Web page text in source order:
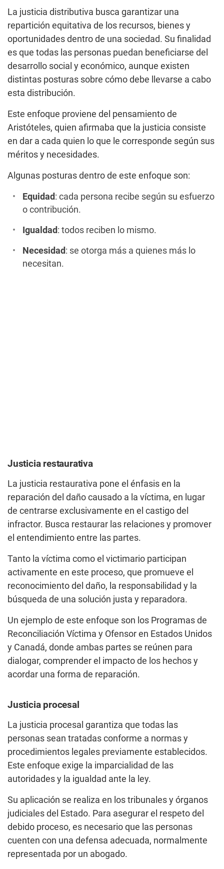
La justicia distributiva busca garantizar una
repartición equitativa de los recursos, bienes y
oportunidades dentro de una sociedad. Su finalidad
es que todas las personas puedan beneficiarse del
desarrollo social y económico, aunque existen
distintas posturas sobre cómo debe llevarse a cabo
esta distribución.
Este enfoque proviene del pensamiento de
Aristóteles, quien afirmaba que la justicia consiste
en dar a cada quien lo que le corresponde según sus
méritos y necesidades.
Algunas posturas dentro de este enfoque son:
Equidad : cada persona recibe según su esfuerzo
o contribución.
Igualdad : todos reciben lo mismo.
Necesidad : se otorga más a quienes más lo
necesitan.
Justicia restaurativa
La justicia restaurativa pone el énfasis en la
reparación del daño causado a la víctima, en lugar
de centrarse exclusivamente en el castigo del
infractor. Busca restaurar las relaciones y promover
el entendimiento entre las partes.
Tanto la víctima como el victimario participan
activamente en este proceso, que promueve el
reconocimiento del daño, la responsabilidad y la
búsqueda de una solución justa y reparadora.
Un ejemplo de este enfoque son los Programas de
Reconciliación Víctima y Ofensor en Estados Unidos
y Canadá, donde ambas partes se reúnen para
dialogar, comprender el impacto de los hechos y
acordar una forma de reparación.
Justicia procesal
La justicia procesal garantiza que todas las
personas sean tratadas conforme a normas y
procedimientos legales previamente establecidos.
Este enfoque exige la imparcialidad de las
autoridades y la igualdad ante la ley.
Su aplicación se realiza en los tribunales y órganos
judiciales del Estado. Para asegurar el respeto del
debido proceso, es necesario que las personas
cuenten con una defensa adecuada, normalmente
representada por un abogado.